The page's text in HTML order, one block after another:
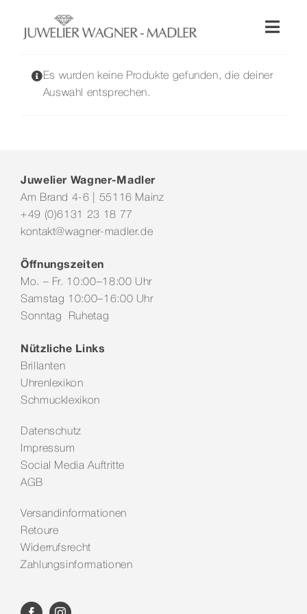
springen
Wellendorff
Service & Leistungen
Es wurden keine Produkte gefunden, die deiner
Auswahl entsprechen.
Juwelier Wagner-Madler
Am Brand 4-6 | 55116 Mainz
+49 (0)6131 23 18 77
kontakt@wagner-madler.de
Öffnungszeiten
Mo. – Fr. 10:00–18:00 Uhr
Samstag 10:00–16:00 Uhr
Sonntag Ruhetag
Nützliche Links
Brillanten
Uhrenlexikon
Schmucklexikon
Datenschutz
Impressum
Social Media Auftritte
AGB
Versandinformationen
Retoure
Widerrufsrecht
Zahlungsinformationen